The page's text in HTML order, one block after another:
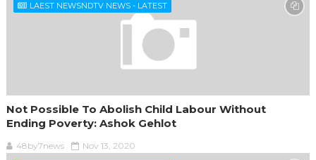
LAEST NEWSNDTV NEWS - LATEST
Not Possible To Abolish Child Labour Without
Ending Poverty: Ashok Gehlot
48by7news Nov 13, 2020